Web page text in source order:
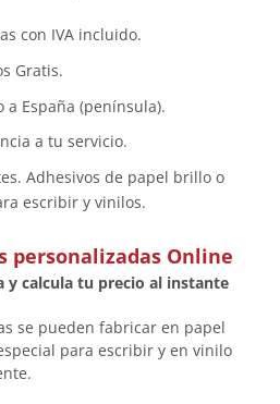
con IVA incluido.
Gratis.
España (península).
a tu servicio.
Adhesivos de papel brillo o
escribir y vinilos.
personalizadas Online
y calcula tu precio al instante
se pueden fabricar en papel
para escribir y en vinilo